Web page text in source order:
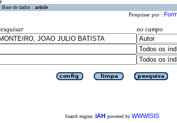
Base de dados : article
Pesquisar por :
no campo
Search engine: iAH powered by WWWISIS